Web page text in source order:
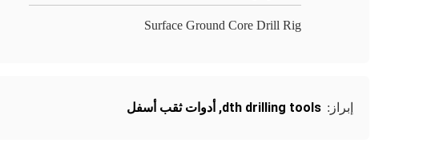
Surface Ground Core Drill Rig
إبراز: dth drilling tools
, أدوات ثقب أسفل